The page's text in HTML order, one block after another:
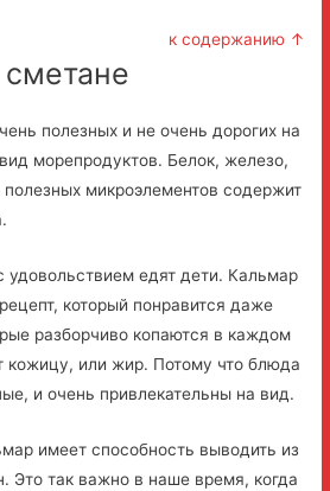
к содержанию ↑
полезных и не очень дорогих на
морепродуктов. Белок, железо,
микроэлементов содержит
удовольствием едят дети. Кальмар
который понравится даже
разборчиво копаются в каждом
кожицу, или жир. Потому что блюда
и очень привлекательны на вид.
имеет способность выводить из
Это так важно в наше время, когда